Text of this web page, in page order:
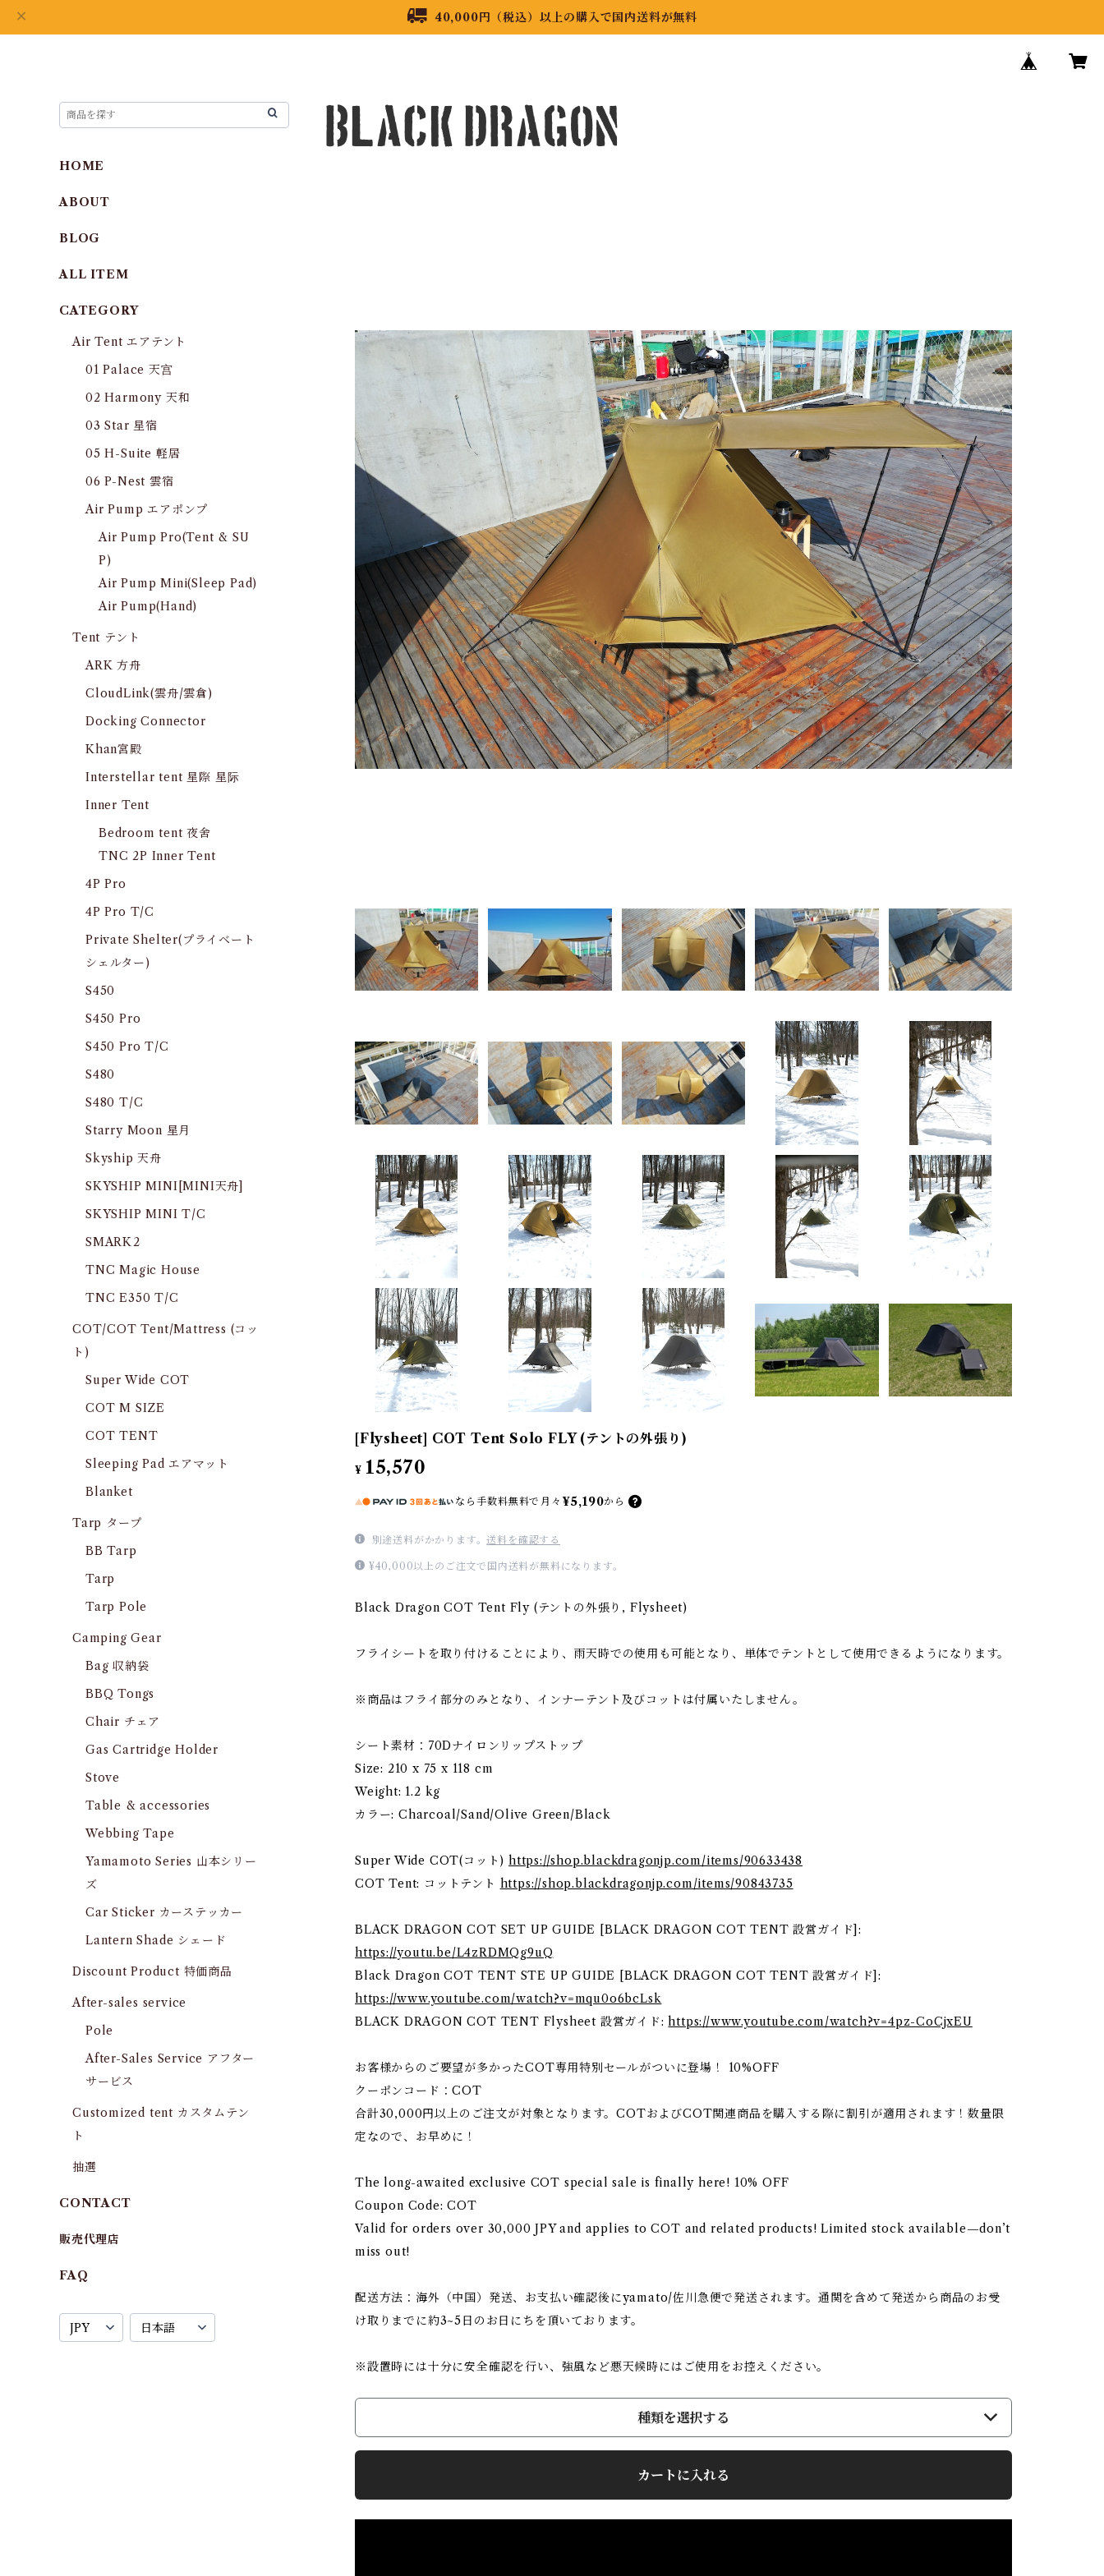
40,000円（税込）以上の購入で国内送料が無料
[Flysheet] COT Tent Solo FLY (テントの外張り)
¥ 15,570
なら 手数料無料で 月々 ¥5,190から
別途送料がかかります。送料を確認する
¥40,000以上のご注文で国内送料が無料になります。
Black Dragon COT Tent Fly (テントの外張り, Flysheet)
フライシートを取り付けることにより、雨天時での使用も可能となり、単体でテントとして使用できるようになります。
※商品はフライ部分のみとなり、インナーテント及びコットは付属いたしません。
シート素材：70Dナイロンリップストップ
Size: 210 x 75 x 118 cm
Weight: 1.2 kg
カラー: Charcoal/Sand/Olive Green/Black
Super Wide COT(コット)https://shop.blackdragonjp.com/items/90633438
COT Tent: コットテント https://shop.blackdragonjp.com/items/90843735
BLACK DRAGON COT SET UP GUIDE [BLACK DRAGON COT TENT 設営ガイド]:
https://youtu.be/L4zRDMQg9uQ
Black Dragon COT TENT STE UP GUIDE [BLACK DRAGON COT TENT 設営ガイド]:
https://www.youtube.com/watch?v=mqu0o6bcLsk
BLACK DRAGON COT TENT Flysheet 設営ガイド:https://www.youtube.com/watch?v=4pz-CoCjxEU
お客様からのご要望が多かったCOT専用特別セールがついに登場！ 10%OFF
クーポンコード：COT
合計30,000円以上のご注文が対象となります。COTおよびCOT関連商品を購入する際に割引が適用されます！数量限
定なので、お早めに！
The long-awaited exclusive COT special sale is finally here! 10% OFF
Coupon Code: COT
Valid for orders over 30,000 JPY and applies to COT and related products! Limited stock available—don’t
miss out!
配送方法：海外（中国）発送、お支払い確認後にyamato/佐川急便で発送されます。通関を含めて発送から商品のお受
け取りまでに約3~5日のお日にちを頂いております。
※設置時には十分に安全確認を行い、強風など悪天候時にはご使用をお控えください。
種類を選択する
カートに入れる
HOME
ABOUT
BLOG
ALL ITEM
CATEGORY
Air Tent エアテント
01 Palace 天宫
02 Harmony 天和
03 Star 星宿
05 H-Suite 軽居
06 P-Nest 雲宿
Air Pump エアポンプ
Air Pump Pro(Tent & SU
P)
Air Pump Mini(Sleep Pad)
Air Pump(Hand)
Tent テント
ARK 方舟
CloudLink(雲舟/雲倉)
Docking Connector
Khan宮殿
Interstellar tent 星際 星际
Inner Tent
Bedroom tent 夜舍
TNC 2P Inner Tent
4P Pro
4P Pro T/C
Private Shelter(プライベート
シェルター)
S450
S450 Pro
S450 Pro T/C
S480
S480 T/C
Starry Moon 星月
Skyship 天舟
SKYSHIP MINI[MINI天舟]
SKYSHIP MINI T/C
SMARK2
TNC Magic House
TNC E350 T/C
COT/COT Tent/Mattress (コッ
ト)
Super Wide COT
COT M SIZE
COT TENT
Sleeping Pad エアマット
Blanket
Tarp タープ
BB Tarp
Tarp
Tarp Pole
Camping Gear
Bag 収納袋
BBQ Tongs
Chair チェア
Gas Cartridge Holder
Stove
Table & accessories
Webbing Tape
Yamamoto Series 山本シリー
ズ
Car Sticker カーステッカー
Lantern Shade シェード
Discount Product 特価商品
After-sales service
Pole
After-Sales Service アフター
サービス
Customized tent カスタムテン
ト
抽選
CONTACT
販売代理店
FAQ